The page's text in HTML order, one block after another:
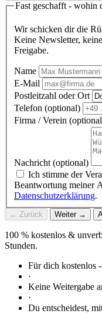
Fast geschafft - wohin
Wir schicken dir die
Keine Newsletter,
Freigabe.
Name
E-Mail
Postleitzahl oder Ort
Telefon (optional)
Firma / Verein
Nachricht (optional)
Ich stimme der
Beantwortung meiner
Datenschutzerklärung.
← Zurück Weiter →
100 % kostenlos &
Stunden.
Für dich kostenlos
·
Keine Weitergabe
·
Du entscheidest,